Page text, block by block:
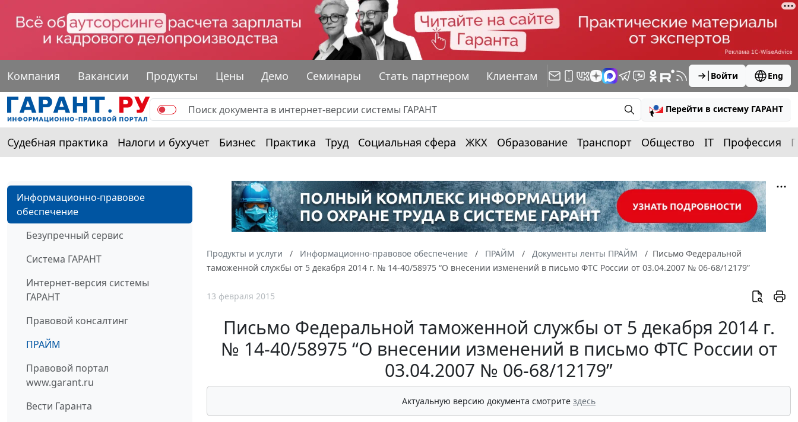
Компания Вакансии Продукты Цены Демо Семинары Стать партнером Клиентам Войти Eng
Перейти в систему ГАРАНТ
Судебная практика Налоги и бухучет Бизнес Практика Труд Социальная сфера ЖКХ Образование Транспорт Общество IT Профессия
Информационно-правовое
обеспечение
Безупречный сервис
Система ГАРАНТ
Интернет-версия системы
ГАРАНТ
Правовой консалтинг
ПРАЙМ
Правовой портал
www.garant.ru
Вести Гаранта
Продукты и услуги Информационно-правовое обеспечение ПРАЙМ Документы ленты ПРАЙМ
Письмо Федеральной
таможенной службы от 5 декабря 2014 г. № 14-40/58975 “О внесении изменений в письмо ФТС России от 03.04.2007 № 06-68/12179”
13 февраля 2015
Письмо Федеральной таможенной службы от 5 декабря 2014 г.
№ 14-40/58975 “О внесении изменений в письмо ФТС России от
03.04.2007 № 06-68/12179”
Актуальную версию документа смотрите здесь